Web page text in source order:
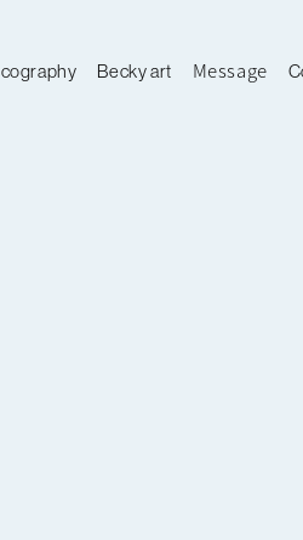
Becky art Message